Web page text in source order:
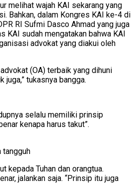
melihat wajah KAI sekarang yang
Bahkan, dalam Kongres KAI ke-4 di
RI Sufmi Dasco Ahmad yang juga
KAI sudah mengatakan bahwa KAI
advokat yang diakui oleh
(OA) terbaik yang dihuni
tukasnya bangga.
selalu memiliki prinsip
kenapa harus takut”.
tangguh
kepada Tuhan dan orangtua.
jalankan saja. “Prinsip itu juga